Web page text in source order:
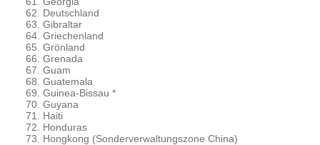
Deutschland
Gibraltar
Griechenland
Grönland
Grenada
Guam
Guatemala
Guinea-Bissau *
Guyana
Haiti
Honduras
Hongkong (Sonderverwaltungszone China)